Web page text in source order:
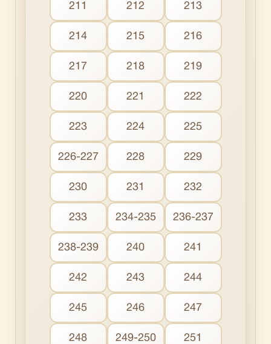
211 212 213
214 215 216
217 218 219
220 221 222
223 224 225
226-227 228 229
230 231 232
233 234-235 236-237
238-239 240 241
242 243 244
245 246 247
248 249-250 251